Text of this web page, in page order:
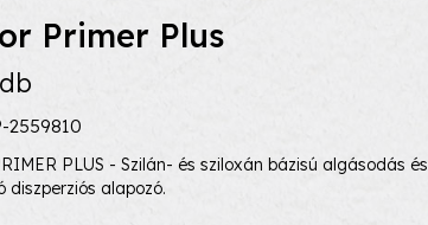
Primer Plus
2559810
PLUS - Szilán- és sziloxán bázisú algásodás és
diszperziós alapozó.